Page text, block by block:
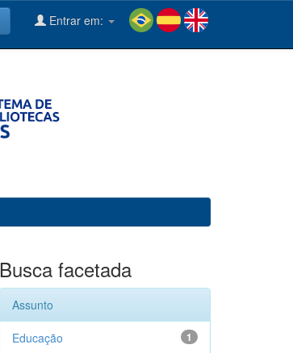
Entrar em:
Busca facetada
Assunto
1
Educação